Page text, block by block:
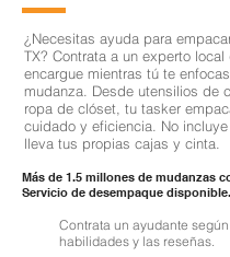
¿Necesitas ayuda para
TX? Contrata a un experto local
encargue mientras tú te
mudanza. Desde utensilios de
ropa de clóset, tu tasker
cuidado y eficiencia. No
lleva tus propias cajas y cinta.
Más de 1.5 millones de mudanzas
Servicio de desempaque disponible.
Contrata un ayudante
habilidades y las reseñas.